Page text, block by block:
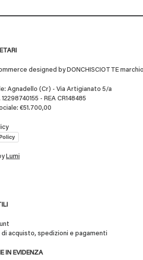
designed by DONCHISCIOTTE
Agnadello (Cr) - Via Artigianato 5/a
12298740155 - REA CR148485
€51.700,00
Lumi
di acquisto, spedizioni e pagamenti
IN EVIDENZA